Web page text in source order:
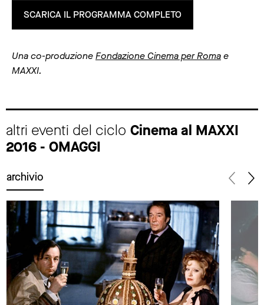
SCARICA IL PROGRAMMA COMPLETO
Una co-produzioneFondazione Cinema per Romae
MAXXI.
altri eventi del ciclo Cinema al MAXXI
2016 - OMAGGI
archivio